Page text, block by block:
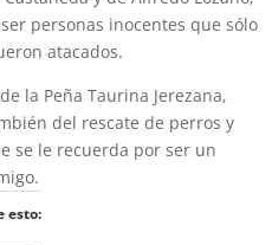
personas inocentes que sólo
atacados.
la Peña Taurina Jerezana,
del rescate de perros y
se le recuerda por ser un
esto: